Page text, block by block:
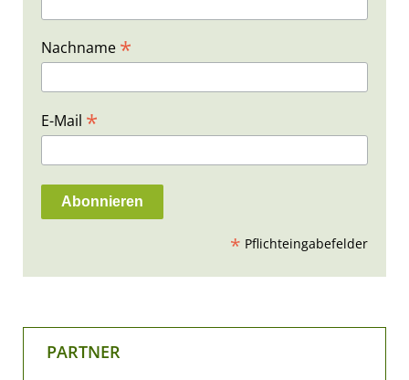
Nachname *
E-Mail *
* Pflichteingabefelder
PARTNER